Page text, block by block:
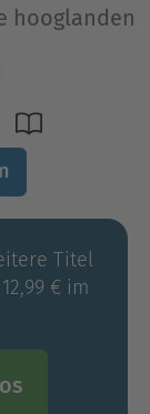
hooglanden
Titel
€ im